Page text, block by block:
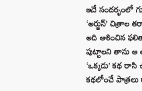
ఇదే సందర్భంలో
‘అర్జున్’
అది ఆశించిన
పుట్టాలని తాను
‘ఒక్కడు’ కథ
కథలోంచే